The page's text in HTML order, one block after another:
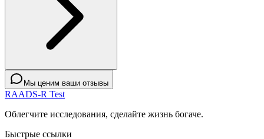
Мы ценим ваши отзывы
RAADS-R Test
Облегчите исследования, сделайте жизнь богаче.
Быстрые ссылки